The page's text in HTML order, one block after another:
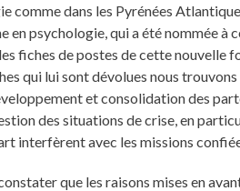
comme dans les Pyrénées
en psychologie, qui a été nommée à
fiches de postes de cette nouvelle
qui lui sont dévolues nous
et consolidation des
des situations de crise, en
interfèrent avec les missions
que les raisons mises en